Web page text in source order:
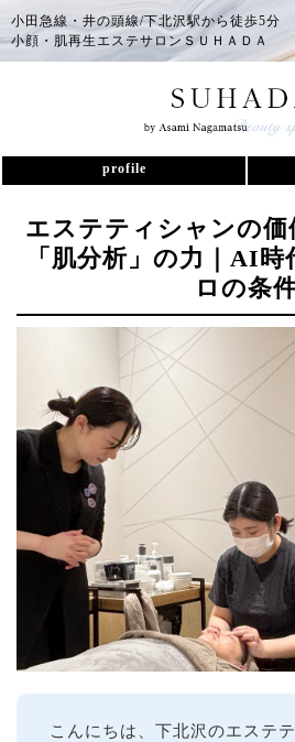
小田急線・井の頭線/下北沢駅から徒歩5分
小顔・肌再生エステサロンＳＵＨＡＤＡ
profile
エステティシャンの価
「肌分析」の力｜AI
ロの条
こんにちは、下北沢のエステテ